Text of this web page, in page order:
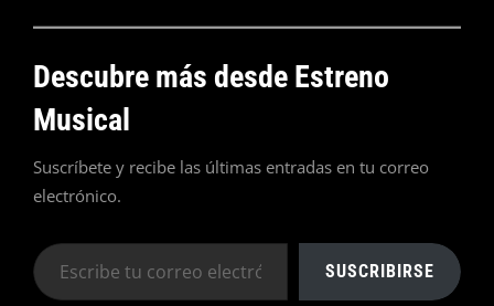
Descubre más desde Estreno
Musical
Suscríbete y recibe las últimas entradas en tu correo
electrónico.
Escribe
tu
SUSCRIBIRSE